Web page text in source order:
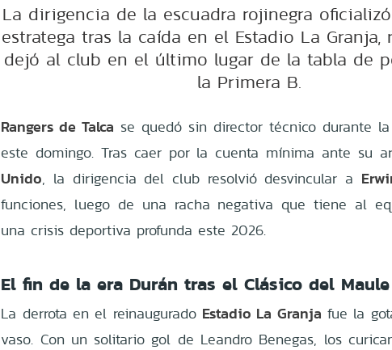
La dirigencia de la escuadra rojinegra
estratega tras la caída en el Estadio La Granja,
dejó al club en el último lugar de la tabla de
la Primera B.
Rangers de Talca se quedó sin director técnico durante
este domingo. Tras caer por la cuenta mínima ante su
Unido, la dirigencia del club resolvió desvincular a
funciones, luego de una racha negativa que tiene al
una crisis deportiva profunda este 2026.
El fin de la era Durán tras el Clásico del Maule
La derrota en el reinaugurado Estadio La Granja fue la
vaso. Con un solitario gol de Leandro Benegas, los